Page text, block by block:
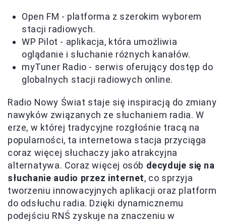
Open FM - platforma z szerokim wyborem
stacji radiowych.
WP Pilot - aplikacja, która umożliwia
oglądanie i słuchanie różnych kanałów.
myTuner Radio - serwis oferujący dostęp do
globalnych stacji radiowych online.
Radio Nowy Świat staje się inspiracją do zmiany
nawyków związanych ze słuchaniem radia. W
erze, w której tradycyjne rozgłośnie tracą na
popularności, ta internetowa stacja przyciąga
coraz więcej słuchaczy jako atrakcyjna
alternatywa. Coraz więcej osób decyduje się na
słuchanie audio przez internet, co sprzyja
tworzeniu innowacyjnych aplikacji oraz platform
do odsłuchu radia. Dzięki dynamicznemu
podejściu RNŚ zyskuje na znaczeniu w